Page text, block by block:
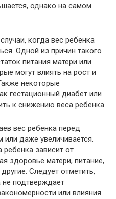
однако на самом
когда вес ребенка
Одной из причин такого
питания матери или
могут влиять на рост и
некоторые
гестационный диабет или
к снижению веса ребенка.
вес ребенка перед
даже увеличивается.
зависит от
здоровье матери, питание,
Следует отметить,
не подтверждает
или влияния